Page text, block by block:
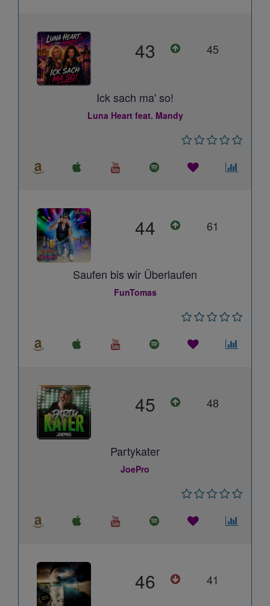
43 45
Ick sach ma' so!
Luna Heart feat. Mandy
44 61
Saufen bis wir Überlaufen
FunTomas
45 48
Partykater
JoePro
46 41